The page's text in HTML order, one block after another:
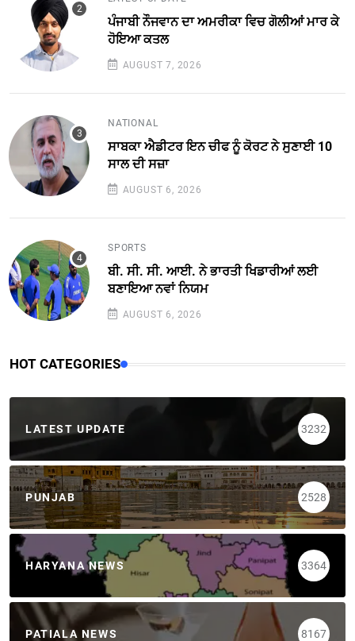
ਪੰਜਾਬੀ ਨੌਜਵਾਨ ਦਾ ਅਮਰੀਕਾ ਵਿਚ ਗੋਲੀਆਂ ਮਾਰ ਕੇ
ਹੋਇਆ ਕਤਲ
AUGUST 7, 2026
NATIONAL
ਸਾਬਕਾ ਐਡੀਟਰ ਇਨ ਚੀਫ ਨੂੰ ਕੋਰਟ ਨੇ ਸੁਣਾਈ 10
ਸਾਲ ਦੀ ਸਜ਼ਾ
AUGUST 6, 2026
SPORTS
ਬੀ. ਸੀ. ਸੀ. ਆਈ. ਨੇ ਭਾਰਤੀ ਖਿਡਾਰੀਆਂ ਲਈ
ਬਣਾਇਆ ਨਵਾਂ ਨਿਯਮ
AUGUST 6, 2026
HOT CATEGORIES
LATEST UPDATE 3232
PUNJAB 2528
HARYANA NEWS 3364
PATIALA NEWS 8167